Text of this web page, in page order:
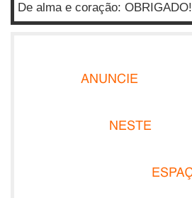
De alma e coração: OBRIGADO!